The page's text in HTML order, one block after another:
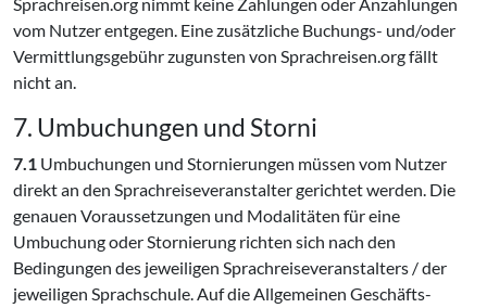
vom Nutzer entgegen. Eine zusätzliche Buchungs- und/oder
Vermittlungsgebühr zugunsten von Sprachreisen.org fällt
nicht an.
7. Umbuchungen und Storni
7.1 Umbuchungen und Stornierungen müssen vom Nutzer
direkt an den Sprachreiseveranstalter gerichtet werden. Die
genauen Voraussetzungen und Modalitäten für eine
Umbuchung oder Stornierung richten sich nach den
Bedingungen des jeweiligen Sprachreiseveranstalters / der
jeweiligen Sprachschule. Auf die Allgemeinen Geschäfts-